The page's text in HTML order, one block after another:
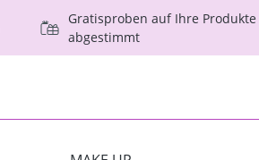
Gratisproben auf Ihre Produkte
abgestimmt